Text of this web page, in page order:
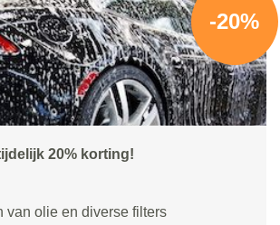
-20%
20% korting!
van olie en diverse filters